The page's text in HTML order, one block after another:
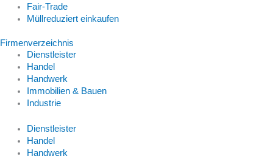
Fair-Trade
Müllreduziert einkaufen
Firmenverzeichnis
Dienstleister
Handel
Handwerk
Immobilien & Bauen
Industrie
Dienstleister
Handel
Handwerk